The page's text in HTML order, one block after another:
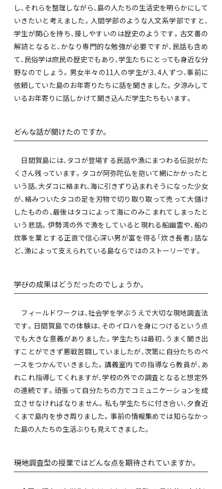
し、それらを整理しながら、島の人たちの生活史を明らかにして
いきたいと考えました。人間学部のような人文系学部ですと、
学生が関心を持ち、接しやすいのは歴史のようです。古文書の
解読となると、かなり専門的な勉強が必要ですが、民話も含め
て、民俗学は庶民の歴史でもあり、学生たちにとっても身近な分
野なのでしょう。男女半々の11人の学生が3、4人ずつ、事前に
依頼していた島のお年寄りたちに話を聞きました。夕涼みして
いるお年寄りに話しかけて聞き込んだ学生たちもいます。
――どんな話が聞けたのですか。
日間賀島には、タコが登場する民話や漁にまつわる伝説がた
くさん残っています。タコが阿弥陀仏を抱いて網にかかったと
いう話、大ダコに絡まれ、海に引きずり込まれそうになった少女
が、絡みついたタコの足を刃物で切り取り取って売って大儲け
したものの、最後はタコによって海にのみこまれてしまったと
いう悲話。伊勢湾の外で漁をしていると現れる船幽霊や、船の
炊事を業とする正直で信心深い男が富を得る「炊き長者」話な
ど、漁によって支えられている島ならではのストーリーです。
――学びの成果はどうだったのでしょうか。
フィールドワークは、社会学を学ぶうえで大切な現地調査法
です。日間賀島での体験は、そのイロハを身につけるという点
でも大きな意義がありました。学生たちは最初、うまく聞き出
すことができず悪戦苦闘していましたが、次第に自分たちのペ
ースをつかんでいきました。講義室内での指導なら教員が、あ
れこれ指導してくれますが、学校の外での調査となると想定外
の連続です。頑張って自分たちの力でコミュニケーションを成
立させなければなりません。私も学生たちに付き合い、夕食近
くまで島内を歩き周りました。事前の情報集めでは知らなかっ
た島の人たちの生活ぶりも見えてきました。
――現地調査型の授業ではどんな点を期待されていますか。